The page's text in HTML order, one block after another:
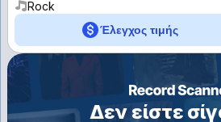
Rock
Έλεγχος τιμής
Δεν είστε